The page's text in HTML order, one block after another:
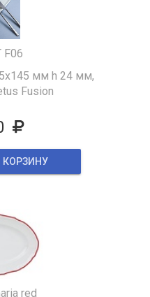
F06
мм h 24 мм,
Fusion
КОРЗИНУ
red